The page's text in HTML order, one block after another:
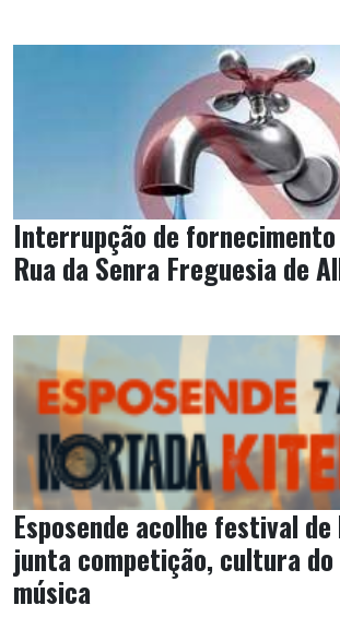
Interrupção de
Rua da Senra Freguesia de
Esposende acolhe festival
junta competição, cultura do
música